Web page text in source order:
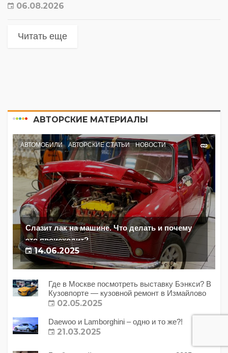
06.08.2026
Читать еще
АВТОРСКИЕ МАТЕРИАЛЫ
АВТОМОБИЛИ АВТОРСКИЕ СТАТЬИ НОВОСТИ
Слазит лак на машине. Что делать и почему
это происходит?
14.06.2025
Где в Москве посмотреть выставку Бэнкси? В
Кузовпорте — кузовной ремонт в Измайлово
02.05.2025
Daewoo и Lamborghini – одно и то же?!
21.03.2025